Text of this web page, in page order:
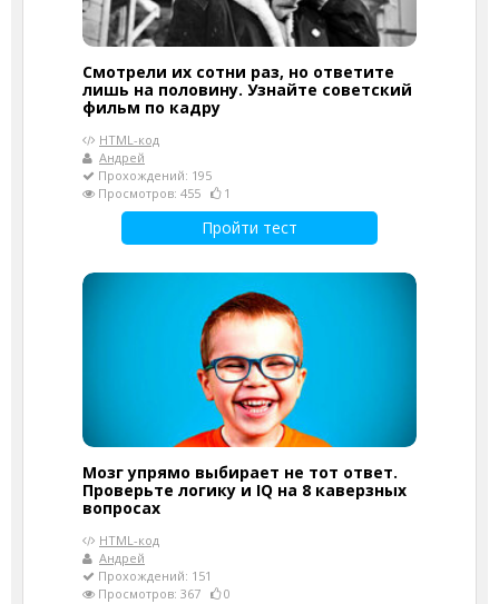
Смотрели их сотни раз, но ответите
лишь на половину. Узнайте советский
фильм по кадру
HTML-код
Андрей
Прохождений: 195
Просмотров: 455
1
Пройти тест
Мозг упрямо выбирает не тот ответ.
Проверьте логику и IQ на 8 каверзных
вопросах
HTML-код
Андрей
Прохождений: 151
Просмотров: 367
0